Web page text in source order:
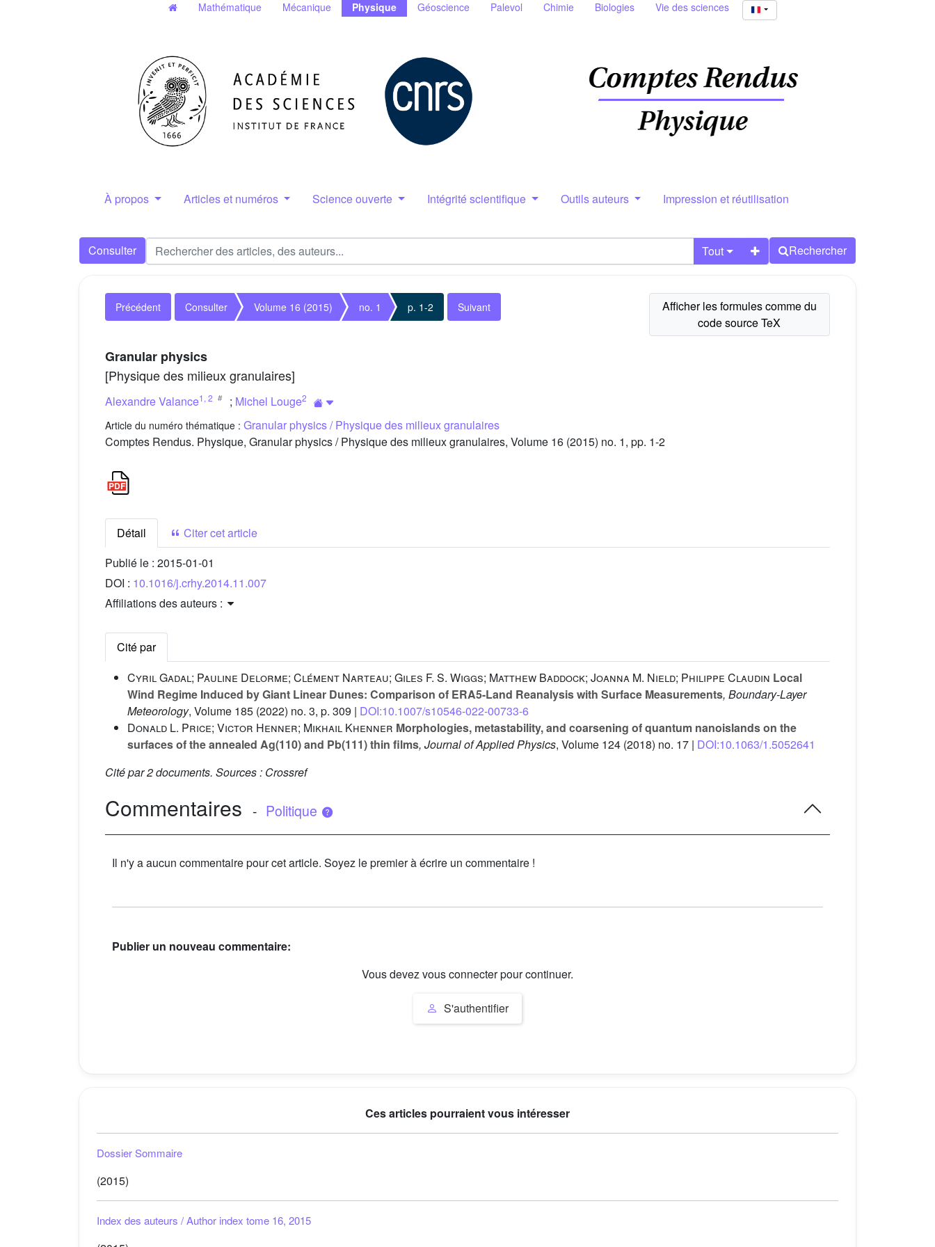
Mathématique Mécanique Physique Géoscience Palevol Chimie Biologies Vie des sciences
À propos Articles et numéros Science ouverte Intégrité scientifique Outils auteurs Impression et réutilisation
Consulter Tout Rechercher
Précédent Consulter Volume 16 (2015) no. 1 p. 1-2 Suivant
Granular physics
[Physique des milieux granulaires]
Alexandre Valance1 , 2 ; Michel Louge2
Article du numéro thématique : Granular physics / Physique des milieux granulaires
Comptes Rendus. Physique, Granular physics / Physique des milieux granulaires, Volume 16 (2015) no. 1, pp. 1-2
Détail
Citer cet article
Publié le : 2015-01-01
DOI : 10.1016/j.crhy.2014.11.007
Affiliations des auteurs :
Cité par
Cyril Gadal; Pauline Delorme; Clément Narteau; Giles F. S. Wiggs; Matthew Baddock; Joanna M. Nield; Philippe Claudin Local
Wind Regime Induced by Giant Linear Dunes: Comparison of ERA5-Land Reanalysis with Surface Measurements, Boundary-Layer
Meteorology, Volume 185 (2022) no. 3, p. 309 | DOI:10.1007/s10546-022-00733-6
Donald L. Price; Victor Henner; Mikhail Khenner Morphologies, metastability, and coarsening of quantum nanoislands on the
surfaces of the annealed Ag(110) and Pb(111) thin films, Journal of Applied Physics, Volume 124 (2018) no. 17 | DOI:10.1063/1.5052641
Cité par2 documents. Sources : Crossref
Commentaires - Politique
Il n'y a aucun commentaire pour cet article. Soyez le premier à écrire un commentaire !
Publier un nouveau commentaire:
Vous devez vous connecter pour continuer.
S'authentifier
Ces articles pourraient vous intéresser
Dossier Sommaire
(2015)
Index des auteurs / Author index tome 16, 2015